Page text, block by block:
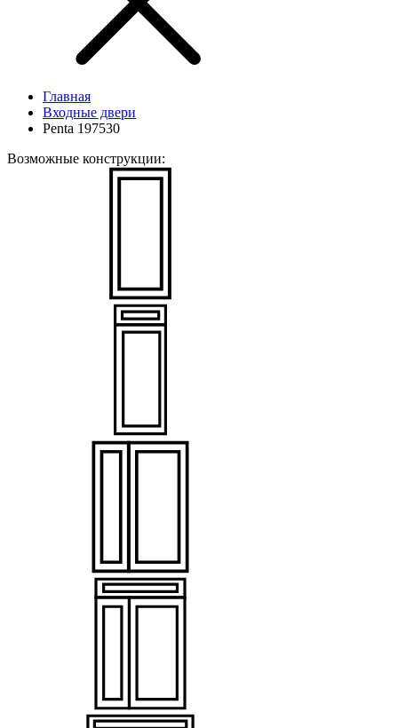
Главная
Входные двери
Penta 197530
Возможные конструкции: